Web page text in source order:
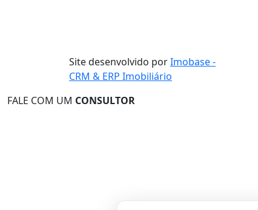
Site desenvolvido porImobase -
CRM & ERP Imobiliário
FALE COM UM CONSULTOR